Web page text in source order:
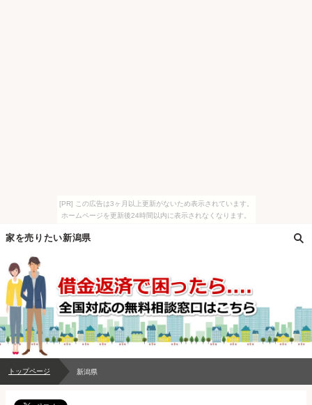
[PR] この広告は3ヶ月以上更新がないため表示されています。
ホームページを更新後24時間以内に表示されなくなります。
家を売りたい新潟県
トップページ 新潟県